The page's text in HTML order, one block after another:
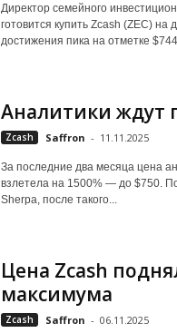
Директор семейного
готовится купить Zcash (ZEC) на
достижения пика на отметке
Аналитики ждут
Zcash Saffron - 11.11.2025
За последние два месяца цена
взлетела на 1500% — до $750.
Sherpa, после такого...
Цена Zcash
максимума
Zcash Saffron - 06.11.2025